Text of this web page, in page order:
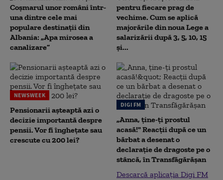
Coșmarul unor români într-
una dintre cele mai
populare destinații din
Albania: „Apa mirosea a
canalizare”
pentru fiecare prag de
vechime. Cum se aplică
majorările din noua Lege a
salarizării după 3, 5, 10, 15
și...
NEWSWEEK
Pensionarii așteaptă azi o
decizie importantă despre
pensii. Vor fi înghețate sau
crescute cu 200 lei?
DIGI FM
„Anna, ţine-ţi prostul
acasă!" Reacţii după ce un
bărbat a desenat o
declaraţie de dragoste pe o
stâncă, în Transfăgărăşan
Descarcă aplicația Digi FM